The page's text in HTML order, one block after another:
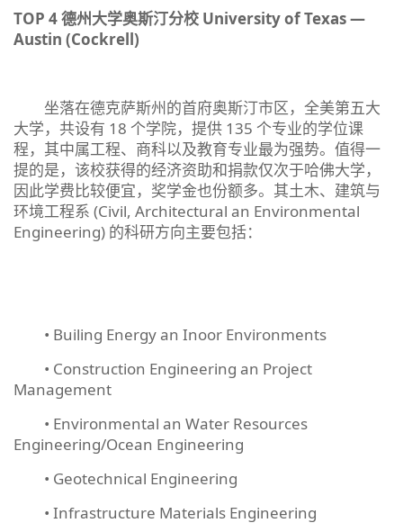
TOP 4德州大学奥斯汀分校 University of Texas—
Austin (Cockrell)
坐落在德克萨斯州的首府奥斯汀市区，全美第五大
大学，共设有 18 个学院，提供 135 个专业的学位课
程，其中属工程、商科以及教育专业最为强势。值得一
提的是，该校获得的经济资助和捐款仅次于哈佛大学，
因此学费比较便宜，奖学金也份额多。其土木、建筑与
环境工程系 (Civil, Architectural an Environmental
Engineering) 的科研方向主要包括：
• Builing Energy an Inoor Environments
• Construction Engineering an Project
Management
• Environmental an Water Resources
Engineering/Ocean Engineering
• Geotechnical Engineering
• Infrastructure Materials Engineering